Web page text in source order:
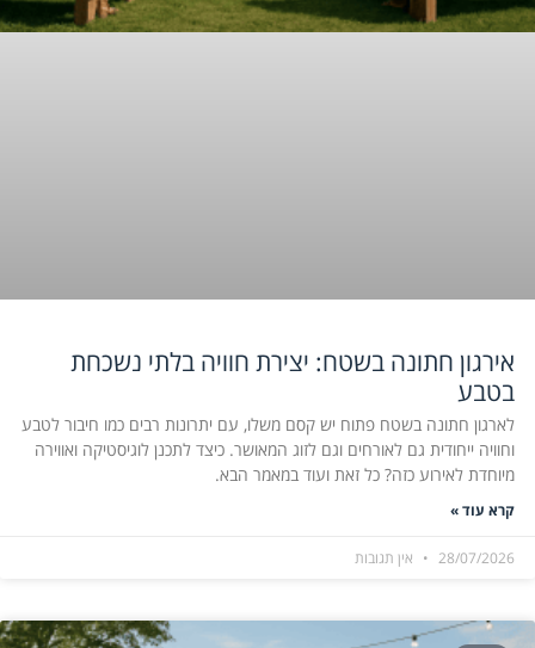
אירגון חתונה בשטח: יצירת חוויה בלתי נשכחת
בטבע
לארגון חתונה בשטח פתוח יש קסם משלו, עם יתרונות רבים כמו חיבור לטבע
וחוויה ייחודית גם לאורחים וגם לזוג המאושר. כיצד לתכנן לוגיסטיקה ואווירה
מיוחדת לאירוע כזה? כל זאת ועוד במאמר הבא.
קרא עוד »
28/07/2026 אין תגובות